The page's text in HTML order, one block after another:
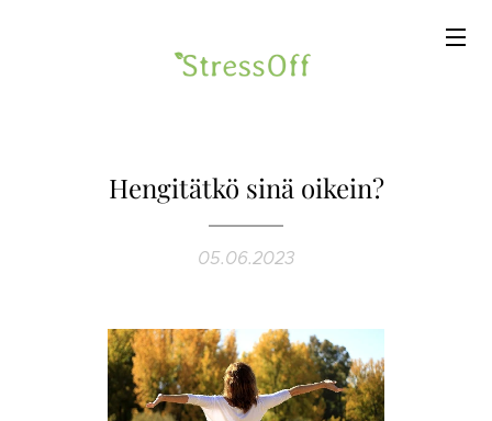
Hengitätkö sinä oikein?
05.06.2023